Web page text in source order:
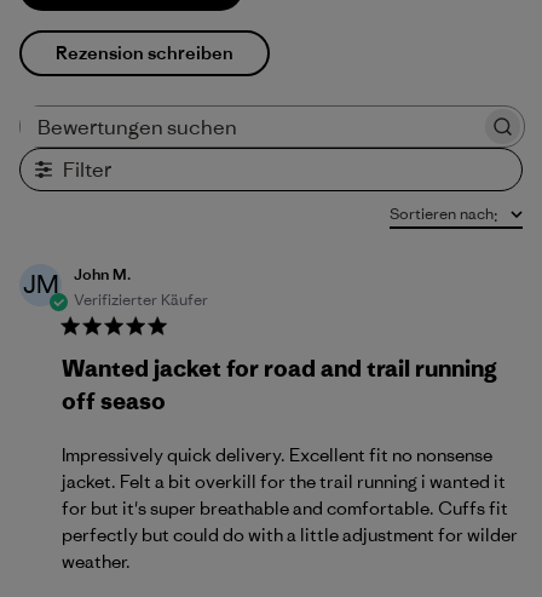
Rezension schreiben
Filter
Sortieren nach:
JM
John M.
Verifizierter Käufer
Wanted jacket for road and trail running
off seaso
Impressively quick delivery. Excellent fit no nonsense
jacket. Felt a bit overkill for the trail running i wanted it
for but it's super breathable and comfortable. Cuffs fit
perfectly but could do with a little adjustment for wilder
weather.